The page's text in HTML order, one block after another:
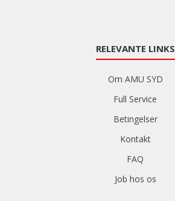
RELEVANTE LINKS
Om AMU SYD
Full Service
Betingelser
Kontakt
FAQ
Job hos os